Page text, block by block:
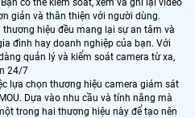
giản và thân thiện với người dùng.
thương hiệu đều mang lại sự an tâm và
đình hay doanh nghiệp của bạn. Với
quản lý và kiểm soát camera từ xa,
24/7
lựa chọn thương hiệu camera giám sát
Dựa vào nhu cầu và tính năng mà
trong hai thương hiệu này để tạo nên